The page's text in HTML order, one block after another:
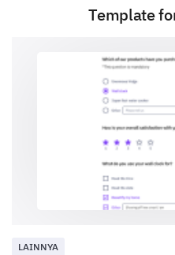
customer service,
3 4
Can you provide a
recent experience
Template
LAINNYA